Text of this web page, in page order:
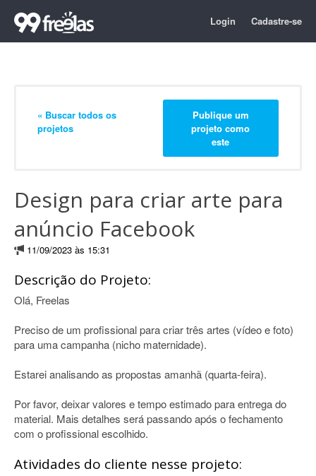
Login Cadastre-se
« Buscar todos os
projetos
Publique um
projeto como
este
Design para criar arte para
anúncio Facebook
11/09/2023 às 15:31
Descrição do Projeto:
Olá, Freelas
Preciso de um profissional para criar três artes (vídeo e foto)
para uma campanha (nicho maternidade).
Estarei analisando as propostas amanhã (quarta-feira).
Por favor, deixar valores e tempo estimado para entrega do
material. Mais detalhes será passando após o fechamento
com o profissional escolhido.
Atividades do cliente nesse projeto: